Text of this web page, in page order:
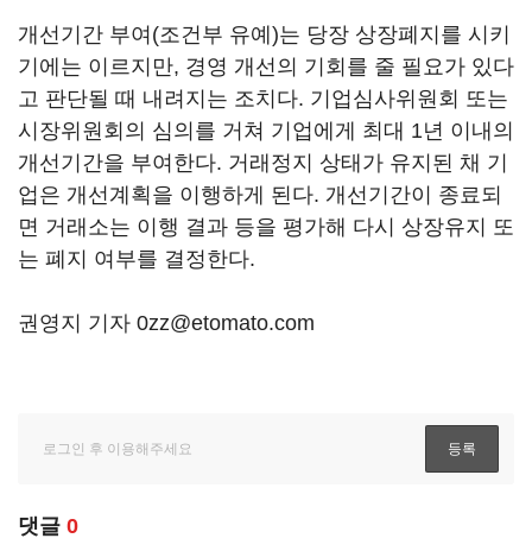
개선기간 부여(조건부 유예)는 당장 상장폐지를 시키
기에는 이르지만, 경영 개선의 기회를 줄 필요가 있다
고 판단될 때 내려지는 조치다. 기업심사위원회 또는
시장위원회의 심의를 거쳐 기업에게 최대 1년 이내의
개선기간을 부여한다. 거래정지 상태가 유지된 채 기
업은 개선계획을 이행하게 된다. 개선기간이 종료되
면 거래소는 이행 결과 등을 평가해 다시 상장유지 또
는 폐지 여부를 결정한다.
권영지 기자 0zz@etomato.com
댓글 0